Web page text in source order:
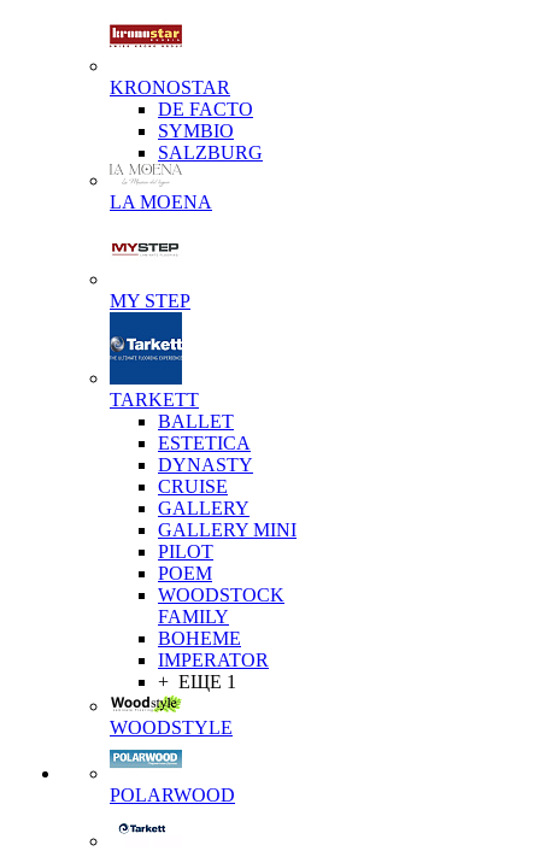
KRONOSTAR
DE FACTO
SYMBIO
SALZBURG
LA MOENA
MY STEP
TARKETT
BALLET
ESTETICA
DYNASTY
CRUISE
GALLERY
GALLERY MINI
PILOT
POEM
WOODSTOCK
FAMILY
BOHEME
IMPERATOR
+ ЕЩЕ 1
WOODSTYLE
POLARWOOD